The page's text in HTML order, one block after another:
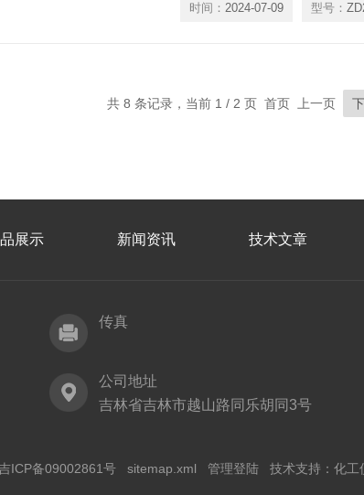
时间： 2024-07-09 型号：
共 8 条记录，当前 1 / 2 页 首页 上一页
展示 新闻资讯 技术文章
传真
公司地址
吉林省吉林市越山路同乐胡同3号
ICP备09002861号 sitemap.xml 管理登陆 技术支持： 化工